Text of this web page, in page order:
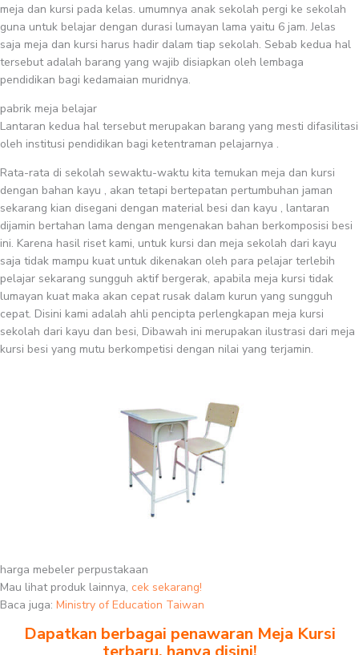
meja dan kursi pada kelas. umumnya anak sekolah pergi ke sekolah
guna untuk belajar dengan durasi lumayan lama yaitu 6 jam. Jelas
saja meja dan kursi harus hadir dalam tiap sekolah. Sebab kedua hal
tersebut adalah barang yang wajib disiapkan oleh lembaga
pendidikan bagi kedamaian muridnya.
pabrik meja belajar
Lantaran kedua hal tersebut merupakan barang yang mesti difasilitasi
oleh institusi pendidikan bagi ketentraman pelajarnya .
Rata-rata di sekolah sewaktu-waktu kita temukan meja dan kursi
dengan bahan kayu , akan tetapi bertepatan pertumbuhan jaman
sekarang kian disegani dengan material besi dan kayu , lantaran
dijamin bertahan lama dengan mengenakan bahan berkomposisi besi
ini. Karena hasil riset kami, untuk kursi dan meja sekolah dari kayu
saja tidak mampu kuat untuk dikenakan oleh para pelajar terlebih
pelajar sekarang sungguh aktif bergerak, apabila meja kursi tidak
lumayan kuat maka akan cepat rusak dalam kurun yang sungguh
cepat. Disini kami adalah ahli pencipta perlengkapan meja kursi
sekolah dari kayu dan besi, Dibawah ini merupakan ilustrasi dari meja
kursi besi yang mutu berkompetisi dengan nilai yang terjamin.
harga mebeler perpustakaan
Mau lihat produk lainnya, cek sekarang!
Baca juga: Ministry of Education Taiwan
Dapatkan berbagai penawaran Meja Kursi